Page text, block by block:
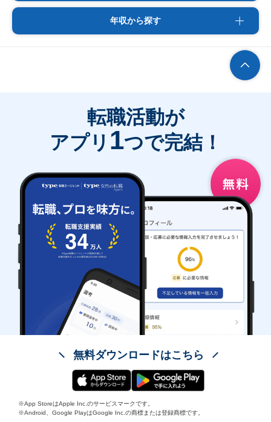
年収から探す
転職活動が
アプリ 1つで完結！
無料ダウンロードはこちら
※App StoreはApple Inc.のサービスマークです。
※Android、Google PlayはGoogle Inc.の商標または登録商標です。